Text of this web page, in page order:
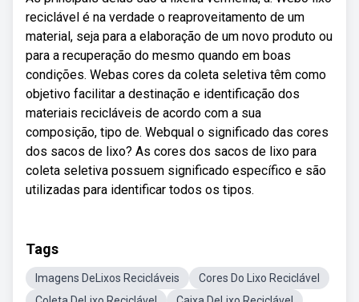
reciclável é na verdade o reaproveitamento de um
material, seja para a elaboração de um novo produto ou
para a recuperação do mesmo quando em boas
condições. Webas cores da coleta seletiva têm como
objetivo facilitar a destinação e identificação dos
materiais recicláveis de acordo com a sua
composição, tipo de. Webqual o significado das cores
dos sacos de lixo? As cores dos sacos de lixo para
coleta seletiva possuem significado específico e são
utilizadas para identificar todos os tipos.
Tags
Imagens DeLixos Recicláveis
Cores Do Lixo Reciclável